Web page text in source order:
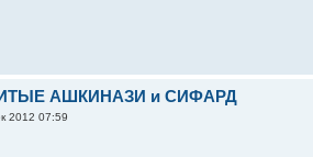
АШКИНАЗИ и СИФАРД
2012 07:59